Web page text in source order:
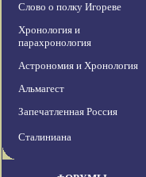
Слово о полку Игореве
Хронология и
парахронология
Астрономия и Хронология
Альмагест
Запечатленная Россия
Сталиниана